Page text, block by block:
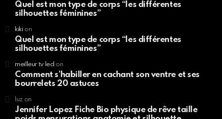
Quel est mon type de corps “les différentes
silhouettes féminines”
kikion
Quel est mon type de corps “les différentes
silhouettes féminines”
meilleur tv led on
Comment s’habiller en cachant son ventre et ses
bourrelets 20 astuces
luzon
Jennifer Lopez Fiche Bio physique de rêve taille